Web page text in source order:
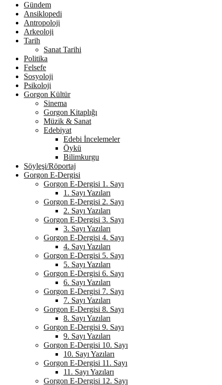
Gündem
Ansiklopedi
Antropoloji
Arkeoloji
Tarih
Sanat Tarihi
Politika
Felsefe
Sosyoloji
Psikoloji
Gorgon Kültür
Sinema
Gorgon Kitaplığı
Müzik & Sanat
Edebiyat
Edebi İncelemeler
Öykü
Bilimkurgu
Söyleşi/Röportaj
Gorgon E-Dergisi
Gorgon E-Dergisi 1. Sayı
1. Sayı Yazıları
Gorgon E-Dergisi 2. Sayı
2. Sayı Yazıları
Gorgon E-Dergisi 3. Sayı
3. Sayı Yazıları
Gorgon E-Dergisi 4. Sayı
4. Sayı Yazıları
Gorgon E-Dergisi 5. Sayı
5. Sayı Yazıları
Gorgon E-Dergisi 6. Sayı
6. Sayı Yazıları
Gorgon E-Dergisi 7. Sayı
7. Sayı Yazıları
Gorgon E-Dergisi 8. Sayı
8. Sayı Yazıları
Gorgon E-Dergisi 9. Sayı
9. Sayı Yazıları
Gorgon E-Dergisi 10. Sayı
10. Sayı Yazıları
Gorgon E-Dergisi 11. Sayı
11. Sayı Yazıları
Gorgon E-Dergisi 12. Sayı